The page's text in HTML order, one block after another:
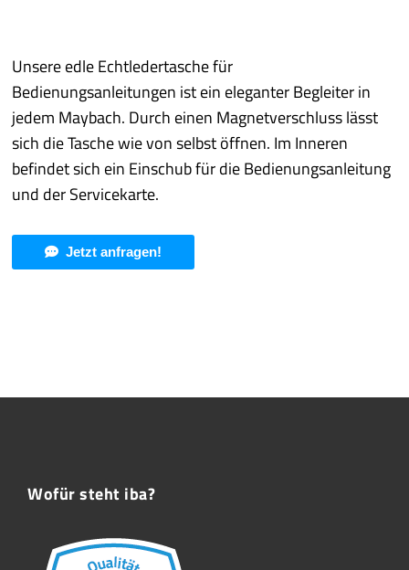
Prototyping
Qualität/Umwelt
Service
mehr
Unsere edle Echtledertasche für
Bedienungsanleitungen ist ein eleganter Begleiter in
jedem Maybach. Durch einen Magnetverschluss lässt
sich die Tasche wie von selbst öffnen. Im Inneren
befindet sich ein Einschub für die Bedienungsanleitung
und der Servicekarte.
Jetzt anfragen!
Wofür steht iba?